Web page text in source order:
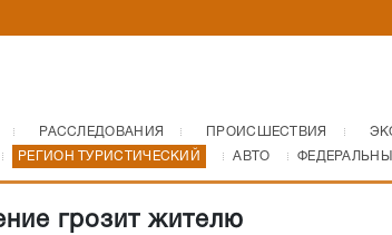
РАССЛЕДОВАНИЯ ПРОИСШЕСТВИЯ
РЕГИОН ТУРИСТИЧЕСКИЙ АВТО
грозит жителю